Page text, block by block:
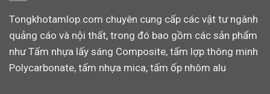
Tongkhotamlop.com chuyên cung cấp các vật tư ngành
quảng cáo và nội thất, trong đó bao gồm các sản phẩm
như Tấm nhựa lấy sáng Composite, tấm lợp thông minh
Polycarbonate, tấm nhựa mica, tấm ốp nhôm alu